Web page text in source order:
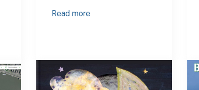
Read more